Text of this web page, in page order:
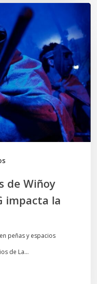
de Wiñoy
impacta la
peñas y espacios
de La…